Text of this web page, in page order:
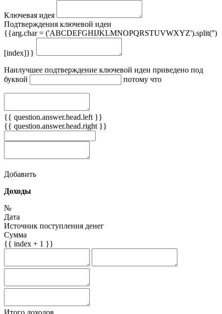
Ключевая идея
Подтверждения ключевой идеи
{{arg.char = ('ABCDEFGHIJKLMNOPQRSTUVWXYZ').split('')
[index]}}
Наилучшее подтверждение ключевой идеи приведено под
буквой
потому что
{{ question.answer.head.left }}
{{ question.answer.head.right }}
Добавить
Доходы
№
Дата
Источник поступления денег
Сумма
{{ index + 1 }}